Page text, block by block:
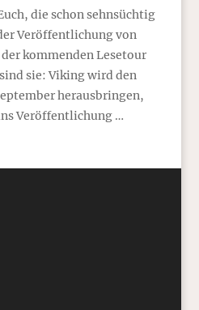
die schon sehnsüchtig
Veröffentlichung von
kommenden Lesetour
sie: Viking wird den
herausbringen,
Veröffentlichung …